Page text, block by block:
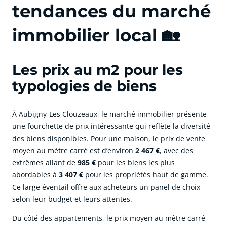
tendances du marché
immobilier local 🏡
Les prix au m2 pour les
typologies de biens
À Aubigny-Les Clouzeaux, le marché immobilier présente
une fourchette de prix intéressante qui reflète la diversité
des biens disponibles. Pour une maison, le prix de vente
moyen au mètre carré est d’environ 2 467 €, avec des
extrêmes allant de 985 € pour les biens les plus
abordables à 3 407 € pour les propriétés haut de gamme.
Ce large éventail offre aux acheteurs un panel de choix
selon leur budget et leurs attentes.
Du côté des appartements, le prix moyen au mètre carré